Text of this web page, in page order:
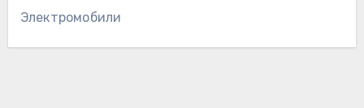
Электромобили